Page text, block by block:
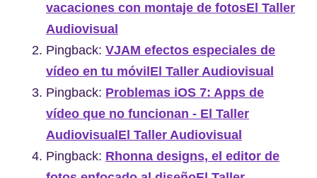
vacaciones con montaje de fotosEl Taller
Audiovisual
Pingback: VJAM efectos especiales de
vídeo en tu móvilEl Taller Audiovisual
Pingback: Problemas iOS 7: Apps de
vídeo que no funcionan - El Taller
AudiovisualEl Taller Audiovisual
Pingback: Rhonna designs, el editor de